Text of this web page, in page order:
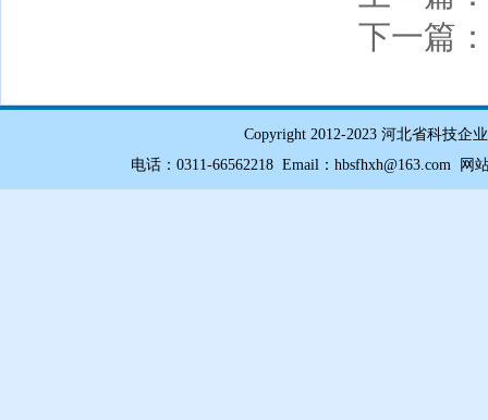
下一篇：
Copyright 2012-2023 河北省科技企
电话：0311-66562218 Email：hbsfhxh@163.com 网